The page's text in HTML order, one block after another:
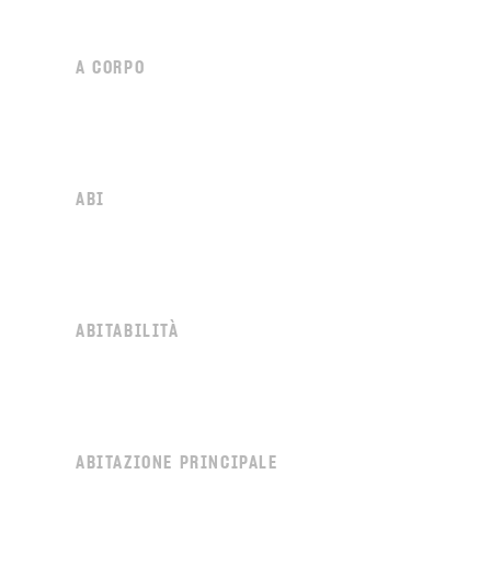
A CORPO
ABI
ABITABILITÀ
ABITAZIONE PRINCIPALE